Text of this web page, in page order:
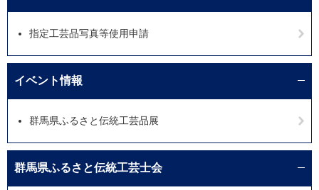
指定工芸品写真等使用申請
イベント情報
群馬県ふるさと伝統工芸品展
群馬県ふるさと伝統工芸士会